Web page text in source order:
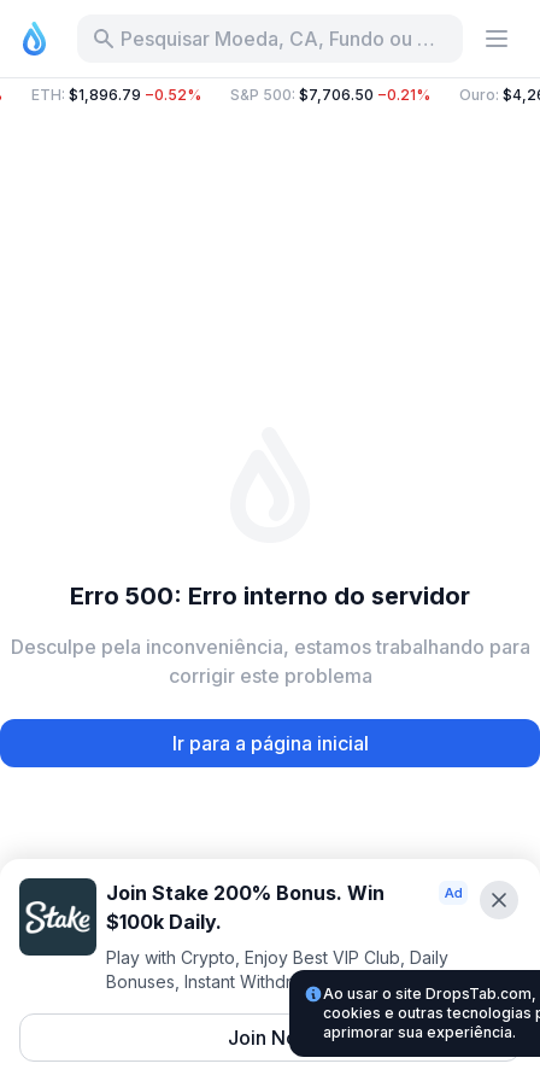
Pesquisar Moeda, CA, Fundo ou Categoria
ETH: $1,896.79 −0.52% S&P 500: $7,706.50 −0.21% Ouro:
Erro 500: Erro interno do servidor
Desculpe pela inconveniência, estamos trabalhando para
corrigir este problema
Ir para a página inicial
Join Stake 200% Bonus. Win
$100k Daily.
Play with Crypto, Enjoy Best VIP Club, Daily
Bonuses, Instant Withdrawals.
Join Now
Ao usar o site
cookies e outras tecnologias
aprimorar sua experiência.